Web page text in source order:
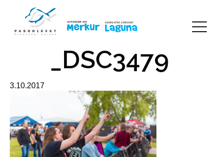
_DSC3479
3.10.2017